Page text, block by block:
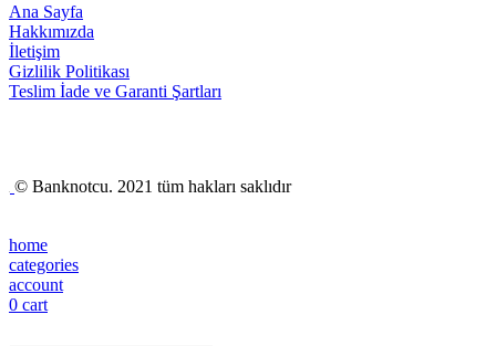
Ana Sayfa
Hakkımızda
İletişim
Gizlilik Politikası
Teslim İade ve Garanti Şartları
© Banknotcu. 2021 tüm hakları saklıdır
home
categories
account
0 cart